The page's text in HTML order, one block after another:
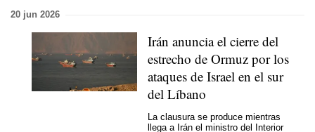
20 jun 2026
Irán anuncia el cierre del
estrecho de Ormuz por los
ataques de Israel en el sur
del Líbano
La clausura se produce mientras
llega a Irán el ministro del Interior